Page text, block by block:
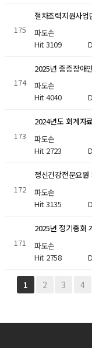
175
절차조력지원사
파도손
Hit 3109
174
2025년 중증장애
파도손
Hit 4040
173
2024년도 회계자
파도손
Hit 2723
172
정신건강전문요원
파도손
Hit 3135
171
2025년 정기총회
파도손
Hit 2758
1 2 3 4